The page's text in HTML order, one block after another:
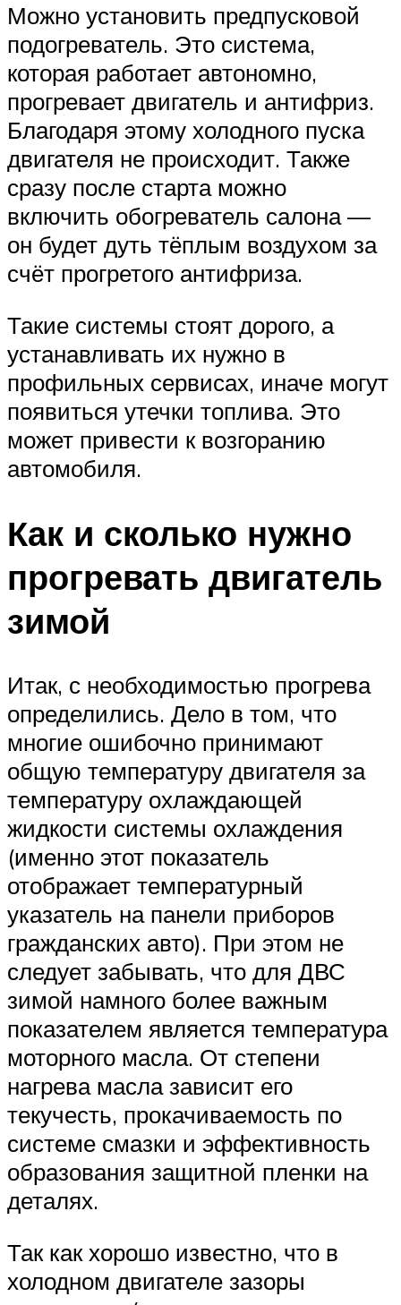
Можно установить предпусковой
подогреватель. Это система,
которая работает автономно,
прогревает двигатель и антифриз.
Благодаря этому холодного пуска
двигателя не происходит. Также
сразу после старта можно
включить обогреватель салона —
он будет дуть тёплым воздухом за
счёт прогретого антифриза.
Такие системы стоят дорого, а
устанавливать их нужно в
профильных сервисах, иначе могут
появиться утечки топлива. Это
может привести к возгоранию
автомобиля.
Как и сколько нужно
прогревать двигатель
зимой
Итак, с необходимостью прогрева
определились. Дело в том, что
многие ошибочно принимают
общую температуру двигателя за
температуру охлаждающей
жидкости системы охлаждения
(именно этот показатель
отображает температурный
указатель на панели приборов
гражданских авто). При этом не
следует забывать, что для ДВС
зимой намного более важным
показателем является температура
моторного масла. От степени
нагрева масла зависит его
текучесть, прокачиваемость по
системе смазки и эффективность
образования защитной пленки на
деталях.
Так как хорошо известно, что в
холодном двигателе зазоры